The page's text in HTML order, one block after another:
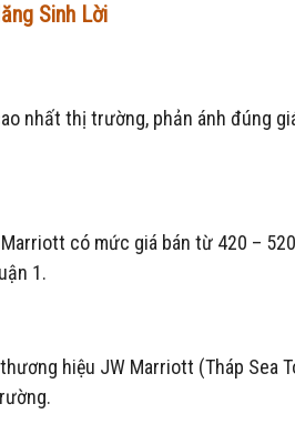
Sinh Lời
nhất thị trường, phản ánh đúng
có mức giá bán từ 420 –
1.
hiệu JW Marriott (Tháp